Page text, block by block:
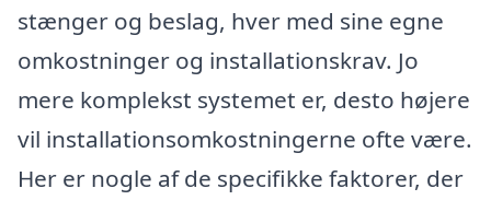
stænger og beslag, hver med sine egne
omkostninger og installationskrav. Jo
mere komplekst systemet er, desto højere
vil installationsomkostningerne ofte være.
Her er nogle af de specifikke faktorer, der